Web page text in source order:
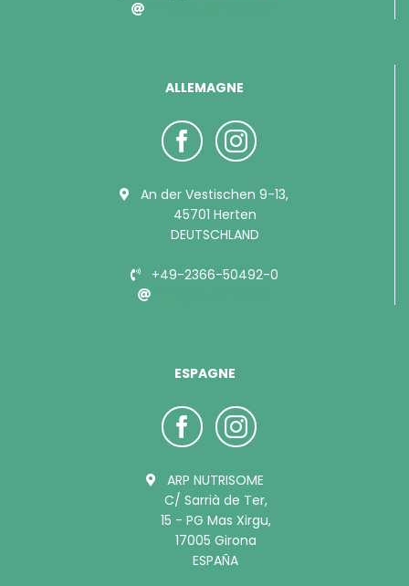
ALLEMAGNE
An der Vestischen 9-13,
45701 Herten
DEUTSCHLAND
+49-2366-50492-0
ESPAGNE
ARP NUTRISOME
C/ Sarrià de Ter,
15 - PG Mas Xirgu,
17005 Girona
ESPAÑA